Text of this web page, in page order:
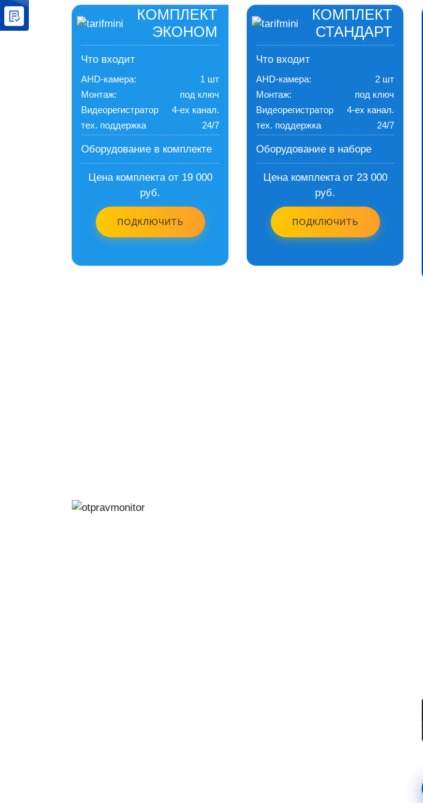
КОМПЛЕКТ
ЭКОНОМ
Что входит
AHD-камера:
1 шт
Монтаж:
под ключ
Видеорегистратор
4-ех канал.
тех. поддержка
24/7
Оборудование в комплекте
Цена комплекта от 19 000
руб.
ПОДКЛЮЧИТЬ
КОМПЛЕКТ
СТАНДАРТ
Что входит
AHD-камера:
2 шт
Монтаж:
под ключ
Видеорегистратор
4-ех канал.
тех. поддержка
24/7
Оборудование в наборе
Цена комплекта от 23 000
руб.
ПОДКЛЮЧИТЬ